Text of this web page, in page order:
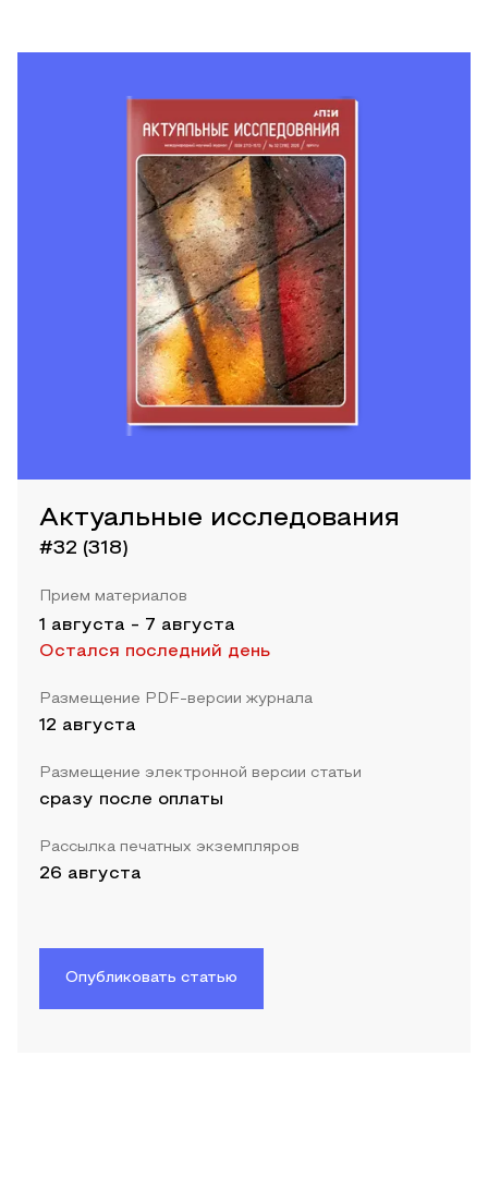
Актуальные исследования
#32 (318)
Прием материалов
1 августа - 7 августа
Остался последний день
Размещение PDF-версии журнала
12 августа
Размещение электронной версии статьи
сразу после оплаты
Рассылка печатных экземпляров
26 августа
Опубликовать статью